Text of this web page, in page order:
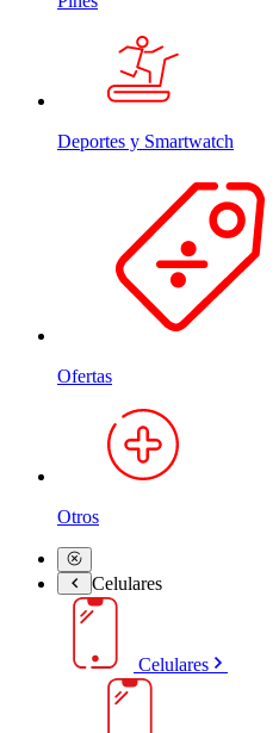
Deportes y Smartwatch
Ofertas
Otros
Celulares
Celulares